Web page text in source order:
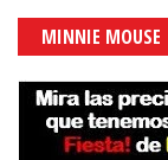
MINNIE MOUSE